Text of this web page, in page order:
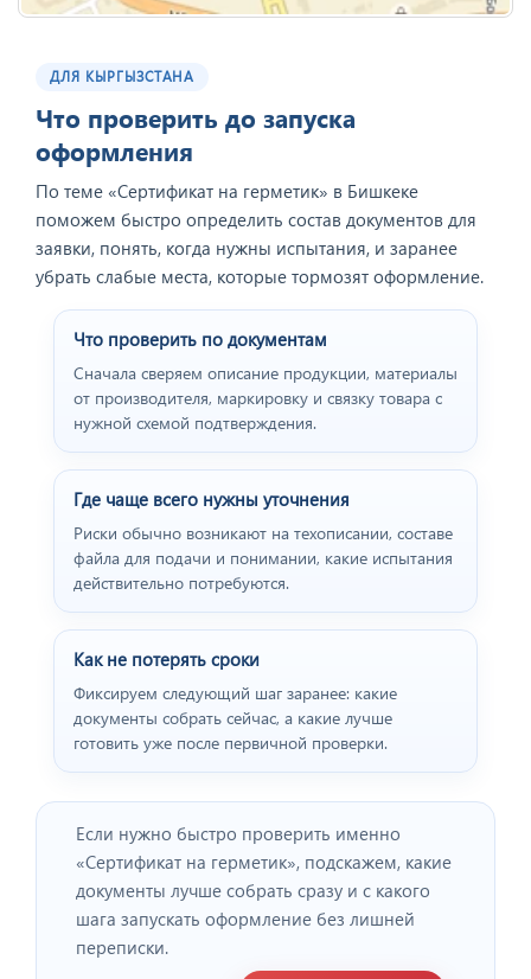
ДЛЯ КЫРГЫЗСТАНА
Что проверить до запуска
оформления
По теме «Сертификат на герметик» в Бишкеке
поможем быстро определить состав документов для
заявки, понять, когда нужны испытания, и заранее
убрать слабые места, которые тормозят оформление.
Что проверить по документам
Сначала сверяем описание продукции, материалы
от производителя, маркировку и связку товара с
нужной схемой подтверждения.
Где чаще всего нужны уточнения
Риски обычно возникают на техописании, составе
файла для подачи и понимании, какие испытания
действительно потребуются.
Как не потерять сроки
Фиксируем следующий шаг заранее: какие
документы собрать сейчас, а какие лучше
готовить уже после первичной проверки.
Если нужно быстро проверить именно
«Сертификат на герметик», подскажем, какие
документы лучше собрать сразу и с какого
шага запускать оформление без лишней
переписки.